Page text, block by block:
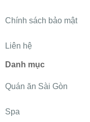
Chính sách bảo mật
Liên hệ
Danh mục
Quán ăn Sài Gòn
Spa